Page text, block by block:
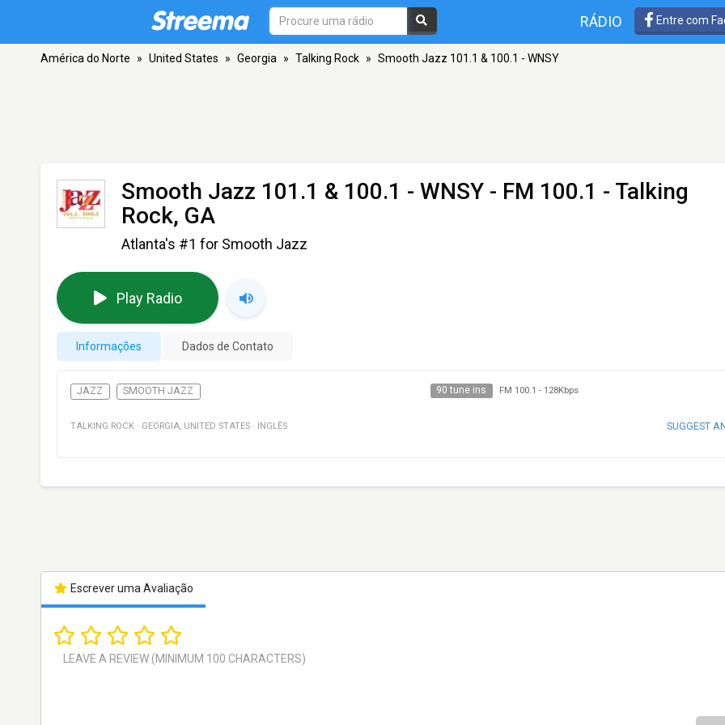
RÁDIO Entre com
América do Norte » United States » Georgia » Talking Rock » Smooth Jazz 101.1 & 100.1 - WNSY
Smooth Jazz 101.1 & 100.1 - WNSY - FM 100.1 - Talking
Rock, GA
Atlanta's #1 for Smooth Jazz
Play Radio
Informações Dados de Contato
JAZZ SMOOTH JAZZ 90 tune ins FM 100.1 - 128Kbps
TALKING ROCK · GEORGIA, UNITED STATES · INGLÊS SUGGEST
Escrever uma Avaliação